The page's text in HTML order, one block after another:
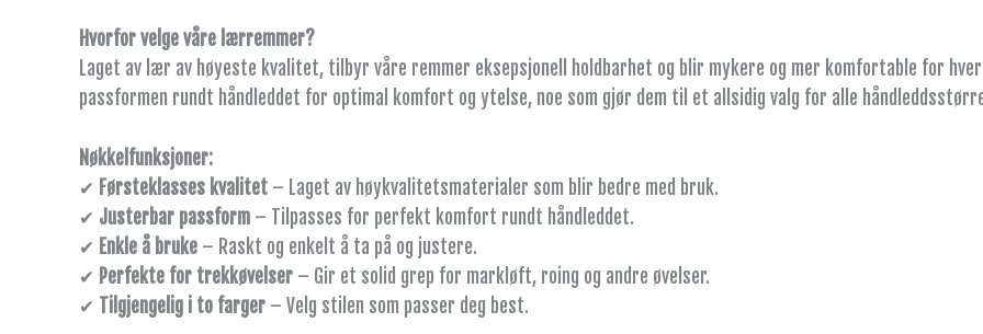
Hvorfor velge våre lærremmer?
Laget av lær av høyeste kvalitet, tilbyr våre remmer eksepsjonell holdbarhet og blir mykere og mer komfortable for
passformen rundt håndleddet for optimal komfort og ytelse, noe som gjør dem til et allsidig valg for alle
Nøkkelfunksjoner:
✔ Førsteklasses kvalitet – Laget av høykvalitetsmaterialer som blir bedre med bruk.
✔ Justerbar passform – Tilpasses for perfekt komfort rundt håndleddet.
✔ Enkle å bruke – Raskt og enkelt å ta på og justere.
✔ Perfekte for trekkøvelser – Gir et solid grep for markløft, roing og andre øvelser.
✔ Tilgjengelig i to farger – Velg stilen som passer deg best.